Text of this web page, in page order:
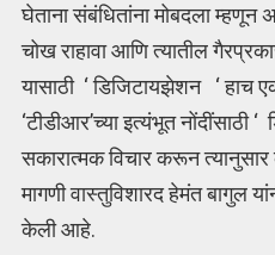
घेताना संबंधितांना मोबदला म्हणून
चोख राहावा आणि त्यातील
यासाठी ‘ डिजिटायझेशन ‘ हाच
‘टीडीआर’च्या इत्यंभूत नोंदींसाठी
सकारात्मक विचार करून त्यानुसार
मागणी वास्तुविशारद हेमंत बागुल
केली आहे.